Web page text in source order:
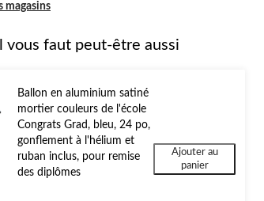
magasins
Il vous faut peut-être aussi
Ballon en aluminium satiné
mortier couleurs de l'école
Congrats Grad, bleu, 24 po,
gonflement à l'hélium et
ruban inclus, pour remise
des diplômes
Ajouter au
panier